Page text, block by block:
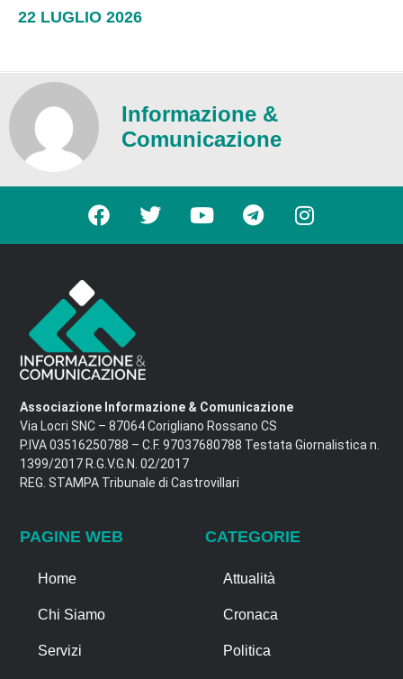
22 LUGLIO 2026
Informazione &
Comunicazione
Associazione Informazione & Comunicazione
Via Locri SNC – 87064 Corigliano Rossano CS
P.IVA 03516250788 – C.F. 97037680788 Testata Giornalistica n.
1399/2017 R.G.V.G.N. 02/2017
REG. STAMPA Tribunale di Castrovillari
PAGINE WEB
Home
Chi Siamo
Servizi
CATEGORIE
Attualità
Cronaca
Politica